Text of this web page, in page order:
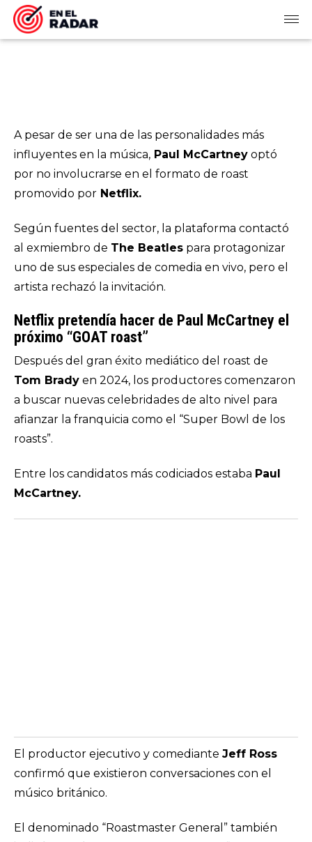
A pesar de ser una de las personalidades más
influyentes en la música, Paul McCartney optó
por no involucrarse en el formato de roast
promovido por Netflix.
Según fuentes del sector, la plataforma contactó
al exmiembro de The Beatles para protagonizar
uno de sus especiales de comedia en vivo, pero el
artista rechazó la invitación.
Netflix pretendía hacer de Paul McCartney el
próximo “GOAT roast”
Después del gran éxito mediático del roast de
Tom Brady en 2024, los productores comenzaron
a buscar nuevas celebridades de alto nivel para
afianzar la franquicia como el “Super Bowl de los
roasts”.
Entre los candidatos más codiciados estaba Paul
McCartney.
El productor ejecutivo y comediante Jeff Ross
confirmó que existieron conversaciones con el
músico británico.
El denominado “Roastmaster General” también